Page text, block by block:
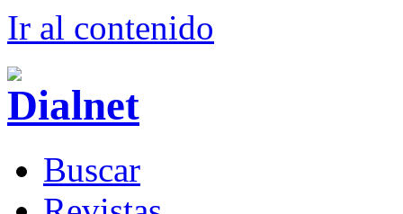
Ir al contenido
Buscar